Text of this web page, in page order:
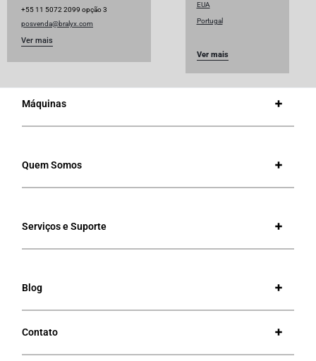
+55 11 5072 2099 opção 3
posvenda@bralyx.com
Ver mais
EUA
Portugal
Ver mais
Máquinas
Quem Somos
Serviços e Suporte
Blog
Contato